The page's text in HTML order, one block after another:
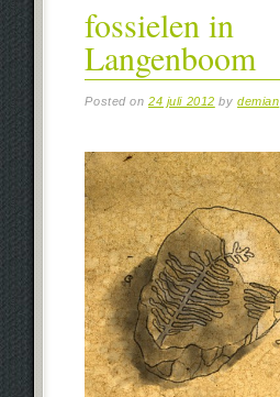
fossielen in
Langenboom
Posted on24 juli 2012 bydemian